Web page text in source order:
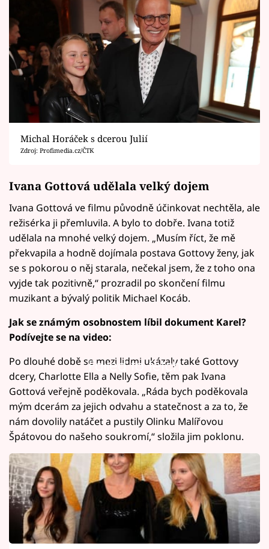
Michal Horáček s dcerou Julií
Zdroj: Profimedia.cz/ČTK
Ivana Gottová udělala velký dojem
Ivana Gottová ve filmu původně účinkovat nechtěla, ale
režisérka ji přemluvila. A bylo to dobře. Ivana totiž
udělala na mnohé velký dojem. „Musím říct, že mě
překvapila a hodně dojímala postava Gottovy ženy, jak
se s pokorou o něj starala, nečekal jsem, že z toho ona
vyjde tak pozitivně,“ prozradil po skončení filmu
muzikant a bývalý politik Michael Kocáb.
Jak se známým osobnostem líbil dokument Karel?
Podívejte se na video:
Failed to fetch
Po dlouhé době se mezi lidmi ukázaly také Gottovy
dcery, Charlotte Ella a Nelly Sofie, těm pak Ivana
Gottová veřejně poděkovala. „Ráda bych poděkovala
mým dcerám za jejich odvahu a statečnost a za to, že
nám dovolily natáčet a pustily Olinku Malířovou
Špátovou do našeho soukromí,“ složila jim poklonu.